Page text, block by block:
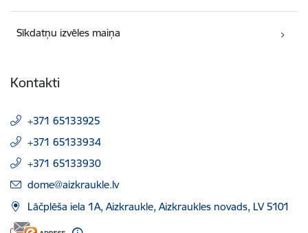
Sīkdatņu izvēles maiņa
Kontakti
+371 65133925
+371 65133934
+371 65133930
E-pasts:
dome@aizkraukle.lv
Lāčplēša iela 1A, Aizkraukle, Aizkraukles novads, LV 5101